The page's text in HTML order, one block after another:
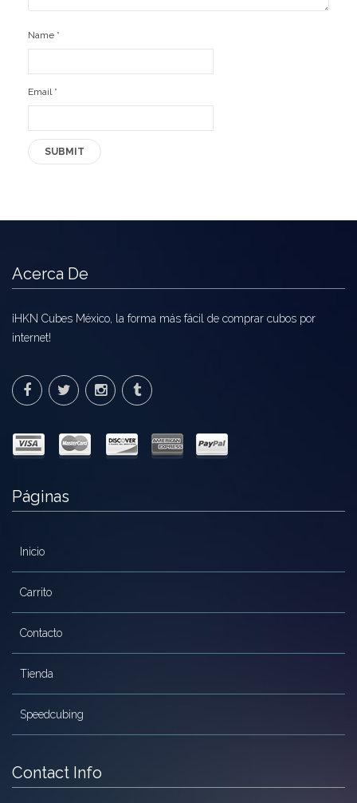
Name *
Email *
Acerca De
¡HKN Cubes México, la forma más fácil de comprar cubos por
internet!
Páginas
Inicio
Carrito
Contacto
Tienda
Speedcubing
Contact Info